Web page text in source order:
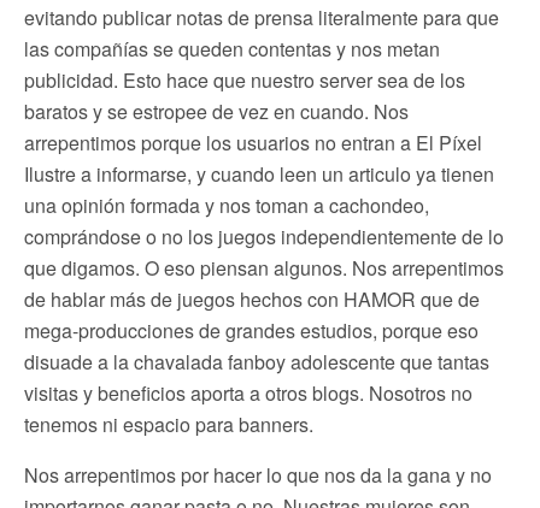
evitando publicar notas de prensa literalmente para que
las compañías se queden contentas y nos metan
publicidad. Esto hace que nuestro server sea de los
baratos y se estropee de vez en cuando. Nos
arrepentimos porque los usuarios no entran a El Píxel
Ilustre a informarse, y cuando leen un articulo ya tienen
una opinión formada y nos toman a cachondeo,
comprándose o no los juegos independientemente de lo
que digamos. O eso piensan algunos. Nos arrepentimos
de hablar más de juegos hechos con HAMOR que de
mega-producciones de grandes estudios, porque eso
disuade a la chavalada fanboy adolescente que tantas
visitas y beneficios aporta a otros blogs. Nosotros no
tenemos ni espacio para banners.
Nos arrepentimos por hacer lo que nos da la gana y no